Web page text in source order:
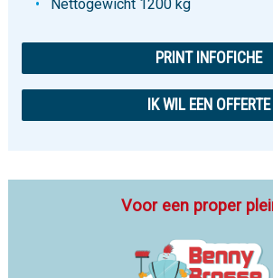
Nettogewicht 1200 kg
PRINT INFOFICHE
IK WIL EEN OFFERTE
Voor een proper